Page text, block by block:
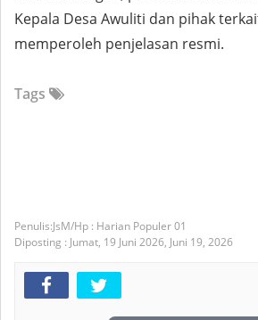
Kepala Desa Awuliti dan pihak
memperoleh penjelasan resmi.
Tags
JsM/Hp : Harian Populer 01
Diposting : Jumat, 19 Juni 2026, Juni 19, 2026